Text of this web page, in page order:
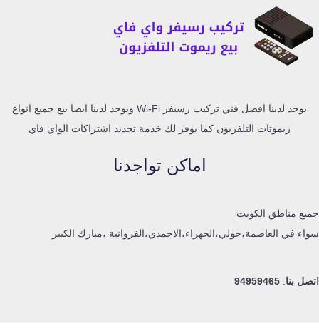
يوجد لدينا افضل فني تركيب رسيفر Wi-Fi ويوجد لدينا ايضا بيع جميع انواع
ريموتات التلفزيون كما يوفر لك خدمة تجديد اشتراكات الواي فاي
اماكن تواجدنا
جميع مناطق الكويت
سواء في العاصمة،حولي،الجهراء،الاحمدي،الفروانية ،مبارك الكبير
اتصل بنا:
94959465